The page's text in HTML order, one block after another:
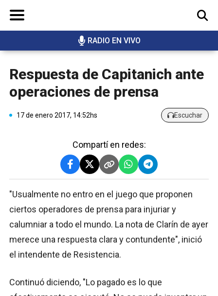
RADIO EN VIVO
BUSCAR
Respuesta de Capitanich ante
operaciones de prensa
17 de enero 2017, 14:52hs Escuchar
Compartí en redes:
"Usualmente no entro en el juego que proponen
ciertos operadores de prensa para injuriar y
calumniar a todo el mundo. La nota de Clarín de ayer
merece una respuesta clara y contundente", inició
el intendente de Resistencia.
Continuó diciendo, "Lo pagado es lo que